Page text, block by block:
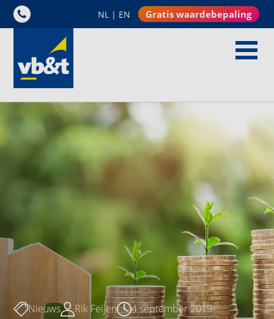
NL | EN Gratis waardebepaling
Nieuws Rik Feijen 4 september 2019